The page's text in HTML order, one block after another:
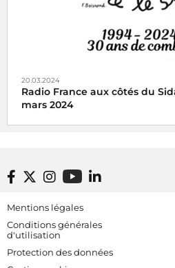
20.03.2024
Radio France aux côtés du
mars 2024
Radio France partenaire du
lutte contre le sida et la
Footer bottom
Mentions légales
Conditions générales
d'utilisation
Protection des données